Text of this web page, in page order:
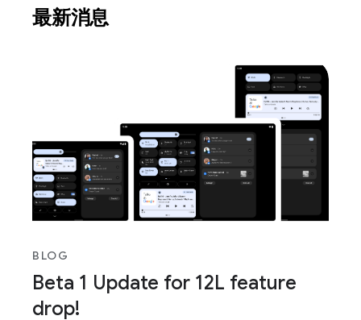
最新消息
BLOG
Beta 1 Update for 12L feature
drop!